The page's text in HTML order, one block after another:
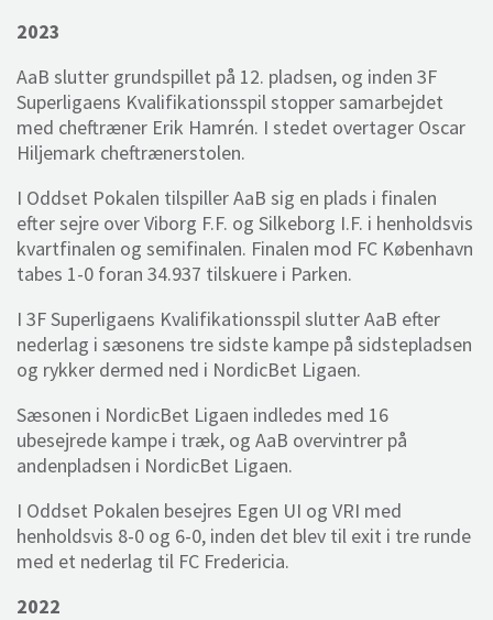
2023
AaB slutter grundspillet på 12. pladsen, og inden 3F
Superligaens Kvalifikationsspil stopper samarbejdet
med cheftræner Erik Hamrén. I stedet overtager Oscar
Hiljemark cheftrænerstolen.
I Oddset Pokalen tilspiller AaB sig en plads i finalen
efter sejre over Viborg F.F. og Silkeborg I.F. i henholdsvis
kvartfinalen og semifinalen. Finalen mod FC København
tabes 1-0 foran 34.937 tilskuere i Parken.
I 3F Superligaens Kvalifikationsspil slutter AaB efter
nederlag i sæsonens tre sidste kampe på sidstepladsen
og rykker dermed ned i NordicBet Ligaen.
Sæsonen i NordicBet Ligaen indledes med 16
ubesejrede kampe i træk, og AaB overvintrer på
andenpladsen i NordicBet Ligaen.
I Oddset Pokalen besejres Egen UI og VRI med
henholdsvis 8-0 og 6-0, inden det blev til exit i tre runde
med et nederlag til FC Fredericia.
2022